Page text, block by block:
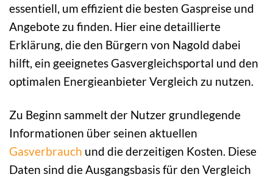
essentiell, um effizient die besten Gaspreise und
Angebote zu finden. Hier eine detaillierte
Erklärung, die den Bürgern von Nagold dabei
hilft, ein geeignetes Gasvergleichsportal und den
optimalen Energieanbieter Vergleich zu nutzen.
Zu Beginn sammelt der Nutzer grundlegende
Informationen über seinen aktuellen
Gasverbrauch und die derzeitigen Kosten. Diese
Daten sind die Ausgangsbasis für den Vergleich